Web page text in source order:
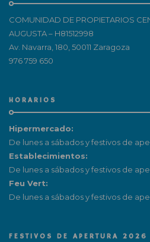
COMUNIDAD DE PROPIETARIOS
AUGUSTA – H81512998
Av. Navarra, 180, 50011 Zaragoza
976 759 650
HORARIOS
Hipermercado:
De lunes a sábados y festivos de
Establecimientos:
De lunes a sábados y festivos de
Feu Vert:
De lunes a sábados y festivos de
FESTIVOS DE APERTURA 2026